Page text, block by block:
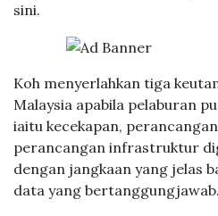
sini.
Koh menyerlahkan tiga
Malaysia apabila pelaburan
iaitu kecekapan,
perancangan infrastruktur
dengan jangkaan yang jelas
data yang bertanggungjawab.